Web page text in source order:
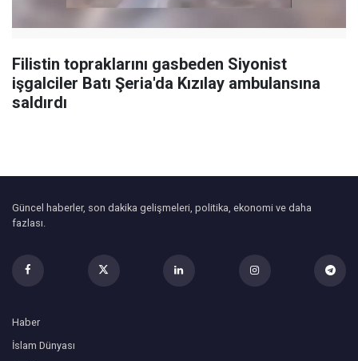
Filistin topraklarını gasbeden Siyonist
işgalciler Batı Şeria'da Kızılay ambulansına
saldırdı
Güncel haberler, son dakika gelişmeleri, politika, ekonomi ve daha
fazlası.
Haber
İslam Dünyası